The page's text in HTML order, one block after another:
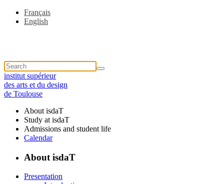
Français
English
institut supérieur
des arts et du design
de Toulouse
About isdaT
Study at isdaT
Admissions and student life
Calendar
About isdaT
Presentation